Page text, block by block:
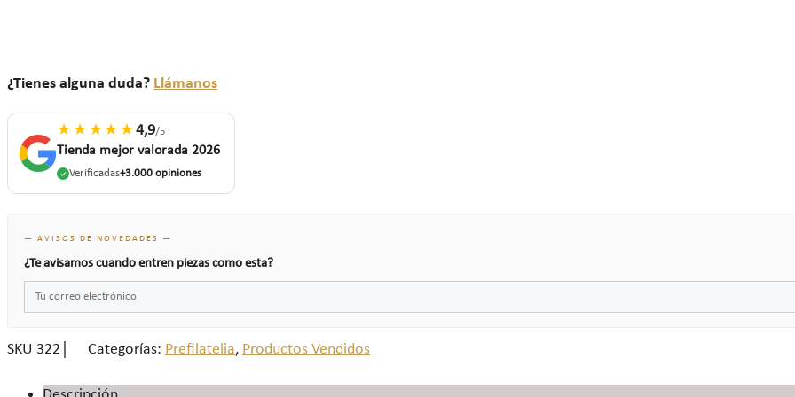
¿Tienes alguna duda? Llámanos
★★★★★4,9/5
Tienda mejor valorada 2026
Verificadas+3.000 opiniones
— AVISOS DE NOVEDADES —
¿Te avisamos cuando entren piezas como esta?
SKU 322 Categorías: Prefilatelia, Productos Vendidos